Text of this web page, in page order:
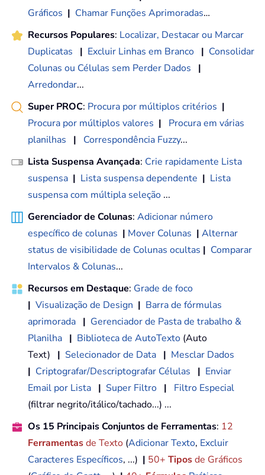
Gráficos | Chamar Funções Aprimoradas…
Recursos Populares: Localizar, Destacar ou Marcar
Duplicatas
| Excluir Linhas em Branco | Consolidar
Colunas ou Células sem Perder Dados
|
Arredondar...
Super PROC: Procura por múltiplos critérios |
Procura por múltiplos valores |
Procura em várias
planilhas
| Correspondência Fuzzy...
Lista Suspensa Avançada: Crie rapidamente Lista
suspensa | Lista suspensa dependente | Lista
suspensa com múltipla seleção ...
Gerenciador de Colunas: Adicionar número
específico de colunas | Mover Colunas | Alternar
status de visibilidade de Colunas ocultas | Comparar
Intervalos & Colunas...
Recursos em Destaque: Grade de foco
| Visualização de Design | Barra de fórmulas
aprimorada | Gerenciador de Pasta de trabalho &
Planilha | Biblioteca de AutoTexto (Auto
Text) | Selecionador de Data | Mesclar Dados
| Criptografar/Descriptografar Células | Enviar
Email por Lista | Super Filtro |
Filtro Especial
(filtrar negrito/itálico/tachado...) ...
Os 15 Principais Conjuntos de Ferramentas: 12
Ferramentasde Texto (Adicionar Texto, Excluir
Caracteres Específicos, ...) | 50+ Tiposde Gráficos